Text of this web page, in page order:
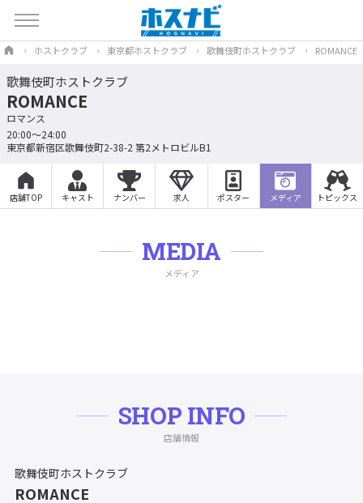
ホストクラブ 東京都ホストクラブ 歌舞伎町ホストクラブ ROMANCE
歌舞伎町ホストクラブ
ROMANCE
ロマンス
20:00～24:00
東京都新宿区歌舞伎町2-38-2 第2メトロビルB1
店舗TOP キャスト ナンバー 求人 ポスター メディア トピックス
MEDIA
メディア
SHOP INFO
店舗情報
歌舞伎町ホストクラブ
ROMANCE